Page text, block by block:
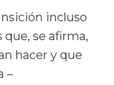
incluso
se afirma,
hacer y que
–